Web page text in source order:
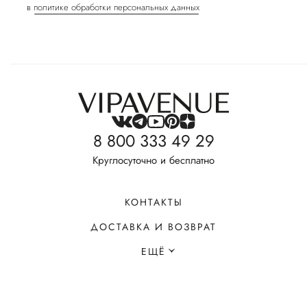
в политике обработки персональных данных
8 800 333 49 29
Круглосуточно и бесплатно
КОНТАКТЫ
ДОСТАВКА И ВОЗВРАТ
ЕЩЁ